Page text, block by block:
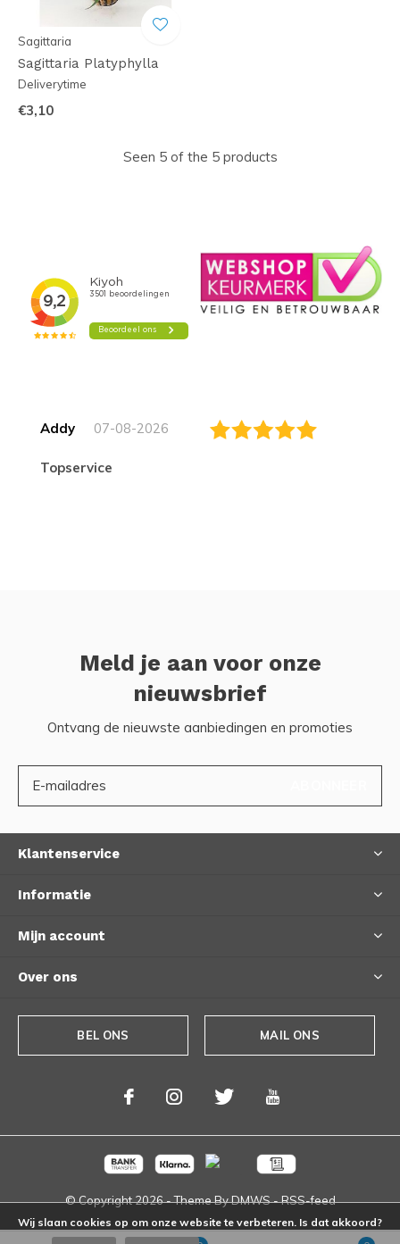
Sagittaria
Sagittaria Platyphylla
Deliverytime
€3,10
Seen 5 of the 5 products
Addy 07-08-2026
topservice
Meld je aan voor onze
nieuwsbrief
Ontvang de nieuwste aanbiedingen en promoties
Klantenservice
Informatie
Mijn account
Over ons
BEL ONS MAIL ONS
© Copyright2026- Theme ByDMWS-RSS-feed
Wij slaan cookies op om onze website te verbeteren. Is dat akkoord?